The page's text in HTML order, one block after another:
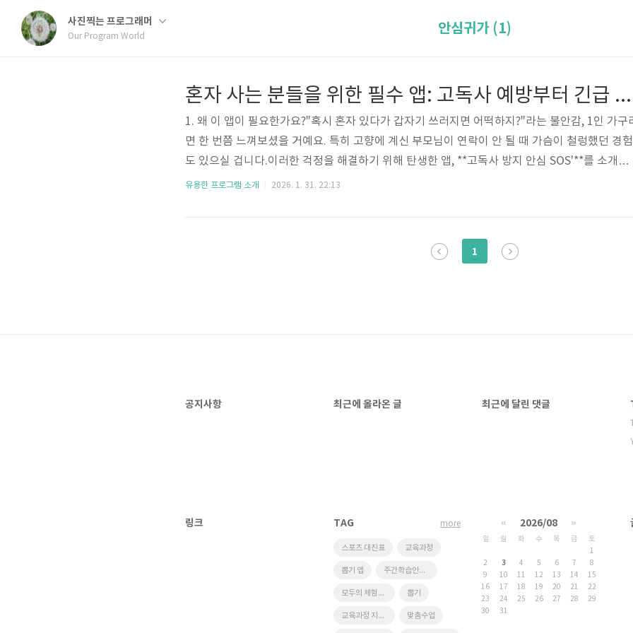
사진찍는 프로그래머
Our Program World 안심귀가 (1)
혼자 사는 분들을 위한 필수 앱: 고독사 예방부터 긴급 SOS까지, '고독사방지 안심 SOS'가 지켜드립니다.
1. 왜 이 앱이 필요한가요?"혹시 혼자 있다가 갑자기 쓰러지면 어떡하지?"라는 불안감, 1인 가구
면 한 번쯤 느껴보셨을 거예요. 특히 고향에 계신 부모님이 연락이 안 될 때 가슴이 철렁했던 경험
도 있으실 겁니다.이러한 걱정을 해결하기 위해 탄생한 앱, **고독사 방지 안심 SOS'**를 소개합
니다. 단순히 문자를 보내는 앱이 아니라, 당신의 생명을 지키는 '디지털 보호자'입니다. 다운로드
보호자에게 위치 정보와 함께 긴급 구조 메시지를 자동으로 발송합니다.② 전원 버튼 연타 SOS
유용한 프로그램 소개 2026. 1. 31. 22:13
1
공지사항 최근에 올라온 글 최근에 달린 댓글
링크 TAG
스포츠 대진표 교육과정
뽑기 앱 주간학습안내프로그램
모두의 체험학습 뽑기
교육과정 지원시스템 맞춤수업
more « 2026/08 »
일 월 화 수 목 금
토
1
2
3 4 5 6 7
8
9
10 11 12 13 14
15
16
17 18 19 20 21
22
23
24 25 26 27 28
29
30
31